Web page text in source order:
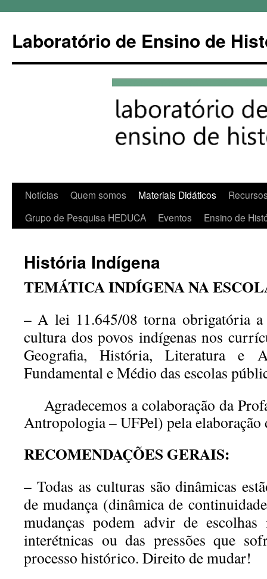
conteúdo
Laboratório de Ensino de
Notícias Quem somos Materiais Didáticos
Grupo de Pesquisa HEDUCA
Eventos Ensino de
História Indígena
TEMÁTICA INDÍGENA NA
– A lei 11.645/08 torna obrigatória
cultura dos povos indígenas nos
Geografia, História, Literatura e
Fundamental e Médio das escolas
Agradecemos a colaboração da
Antropologia – UFPel) pela elaboração
RECOMENDAÇÕES GERAIS:
– Todas as culturas são dinâmicas
de mudança (dinâmica de
mudanças podem advir de
interétnicas ou das pressões que
processo histórico. Direito de mudar!